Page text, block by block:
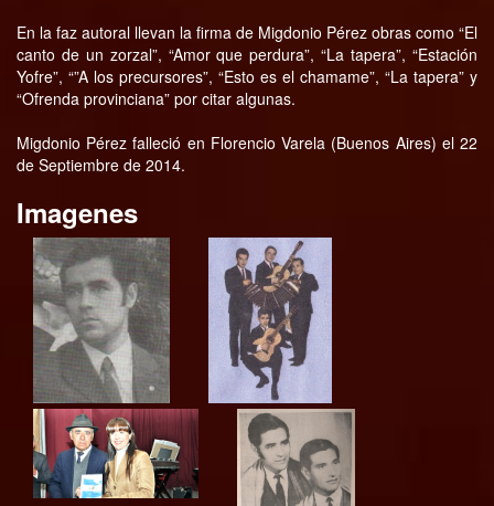
En la faz autoral llevan la firma de Migdonio Pérez obras como “El
canto de un zorzal”, “Amor que perdura”, “La tapera”, “Estación
Yofre”, “”A los precursores”, “Esto es el chamame”, “La tapera” y
“Ofrenda provinciana” por citar algunas.
Migdonio Pérez falleció en Florencio Varela (Buenos Aires) el 22
de Septiembre de 2014.
Imagenes